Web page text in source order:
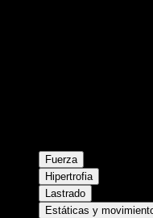
Fuerza
Hipertrofia
Lastrado
Estáticas y